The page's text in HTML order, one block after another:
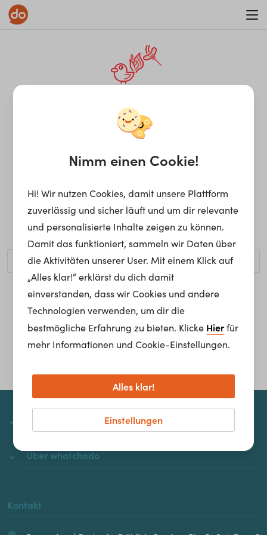
¡Ay, caramba! Seite nicht
gefunden.
Ups, die gewünschte Seite kann nicht gefunden werden.
Möchtest du nach einem bestimmten Begriff suchen?
Homepage
Über whatchado
Kontakt
Nimm einen Cookie!
Hi! Wir nutzen Cookies, damit unsere Plattform
zuverlässig und sicher läuft und um dir relevante
und personalisierte Inhalte zeigen zu können.
Damit das funktioniert, sammeln wir Daten über
die Aktivitäten unserer User. Mit einem Klick auf
„Alles klar!“ erklärst du dich damit
einverstanden, dass wir Cookies und andere
Technologien verwenden, um dir die
bestmögliche Erfahrung zu bieten. Klicke Hierfür
mehr Informationen und Cookie-Einstellungen.
Einstellungen
Alles klar!